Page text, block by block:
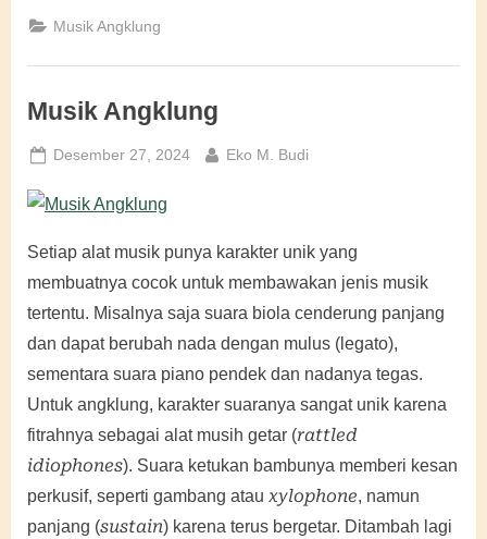
Musik Angklung
Musik Angklung
Posted
Desember 27, 2024 By
Eko M. Budi
Setiap alat musik punya karakter unik yang
membuatnya cocok untuk membawakan jenis musik
tertentu. Misalnya saja suara biola cenderung panjang
dan dapat berubah nada dengan mulus (legato),
sementara suara piano pendek dan nadanya tegas.
Untuk angklung, karakter suaranya sangat unik karena
fitrahnya sebagai alat musih getar (rattled
idiophones). Suara ketukan bambunya memberi kesan
perkusif, seperti gambang atau xylophone, namun
panjang (sustain) karena terus bergetar. Ditambah lagi